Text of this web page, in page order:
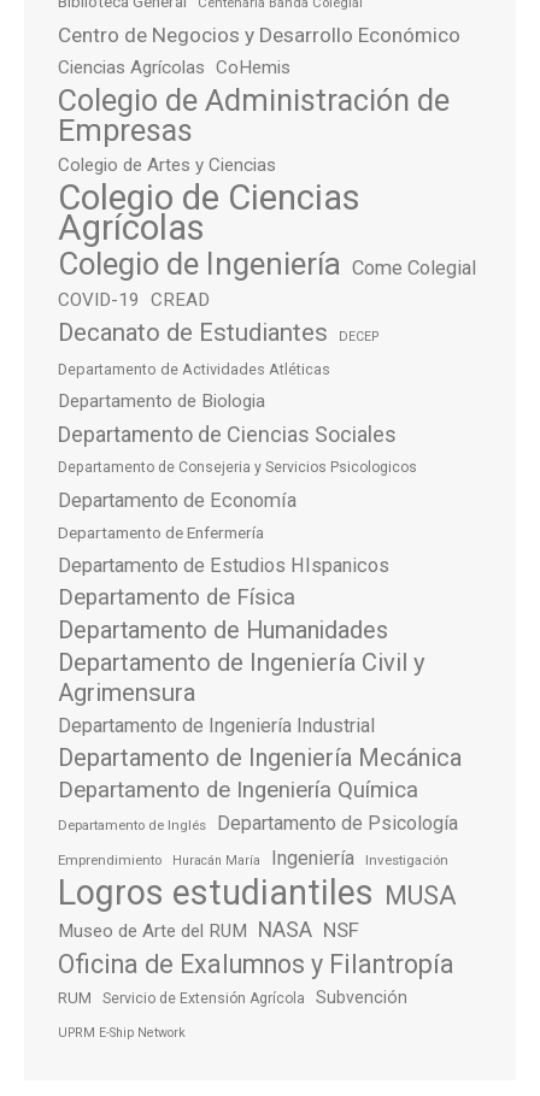
Centro de Negocios y Desarrollo Económico
Ciencias Agrícolas CoHemis
Colegio de Administración de
Empresas
Colegio de Artes y Ciencias
Colegio de Ciencias
Agrícolas
Colegio de Ingeniería Come Colegial
COVID-19 CREAD
Decanato de Estudiantes DECEP
Departamento de Actividades Atléticas
Departamento de Biologia
Departamento de Ciencias Sociales
Departamento de Consejeria y Servicios Psicologicos
Departamento de Economía
Departamento de Enfermería
Departamento de Estudios HIspanicos
Departamento de Física
Departamento de Humanidades
Departamento de Ingeniería Civil y
Agrimensura
Departamento de Ingeniería Industrial
Departamento de Ingeniería Mecánica
Departamento de Ingeniería Química
Departamento de Inglés Departamento de Psicología
Emprendimiento Huracán María Ingeniería Investigación
Logros estudiantiles MUSA
Museo de Arte del RUM NASA NSF
Oficina de Exalumnos y Filantropía
RUM Servicio de Extensión Agrícola Subvención
UPRM E-Ship Network